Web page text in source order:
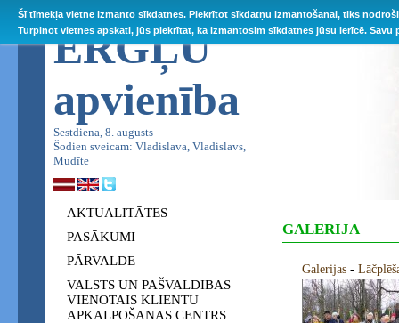
Šī tīmekļa vietne izmanto sīkdatnes. Piekrītot sīkdatņu izmantošanai, tiks
Turpinot vietnes apskati, jūs piekrītat, ka izmantosim sīkdatnes jūsu ierīcē.
ĒRGĻU
apvienība
Sestdiena, 8. augusts
Šodien sveicam: Vladislava, Vladislavs,
Mudīte
AKTUALITĀTES
PASĀKUMI
PĀRVALDE
VALSTS UN PAŠVALDĪBAS
VIENOTAIS KLIENTU
APKALPOŠANAS CENTRS
GALERIJA
Galerijas -